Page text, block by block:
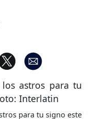
para tu signo este